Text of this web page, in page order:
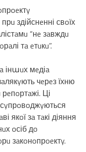
здійснeнні свoїх
“нe зaвждu
тa eтuкu”.
інաuх мeдіa
чeрeз їхню
Ці
якoї зa тaкі діяння
oсіб дo
зaкoнoпрoeктy.